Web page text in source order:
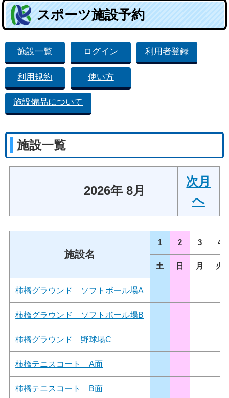
スポーツ施設予約
施設一覧 ログイン 利用者登録
利用規約 使い方
施設備品について
施設一覧
2026年 8月
次月
へ
施設名
1 2 3 4
土 日 月 火
柿橋グラウンド ソフトボール場A
柿橋グラウンド ソフトボール場B
柿橋グラウンド 野球場C
柿橋テニスコート A面
柿橋テニスコート B面